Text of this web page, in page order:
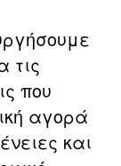
τις
που
αγορά
και